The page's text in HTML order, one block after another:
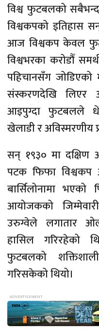
विश्व फुटबलको सबैभन्दा
विश्वकपको इतिहास
आज विश्वकप केवल
विश्वभरका करोडौँ
पहिचानसँग
संस्करणदेखि लिएर
आइपुग्दा फुटबलले
खेलाडी र अविस्मरणीय
सन् १९३० मा दक्षिण
पटक फिफा विश्वकप
बार्सिलोनामा
आयोजकको
उरुग्वेले लगातार
हासिल गरिरहेको
फुटबलको
गरिसकेको थियो।